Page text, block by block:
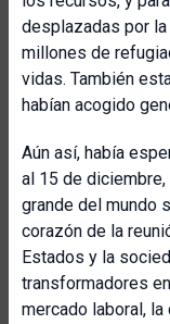
desplazadas por
millones de
vidas. También
habían acogido
Aún así, había
al 15 de diciembre,
grande del mundo
corazón de la
Estados y la
transformadores
mercado laboral,